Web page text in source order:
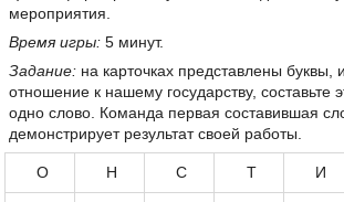
мероприятия.
Время игры: 5 минут.
Задание: на карточках представлены
отношение к нашему государству, составьте
одно слово. Команда первая составившая
демонстрирует результат своей работы.
О Н С Т И